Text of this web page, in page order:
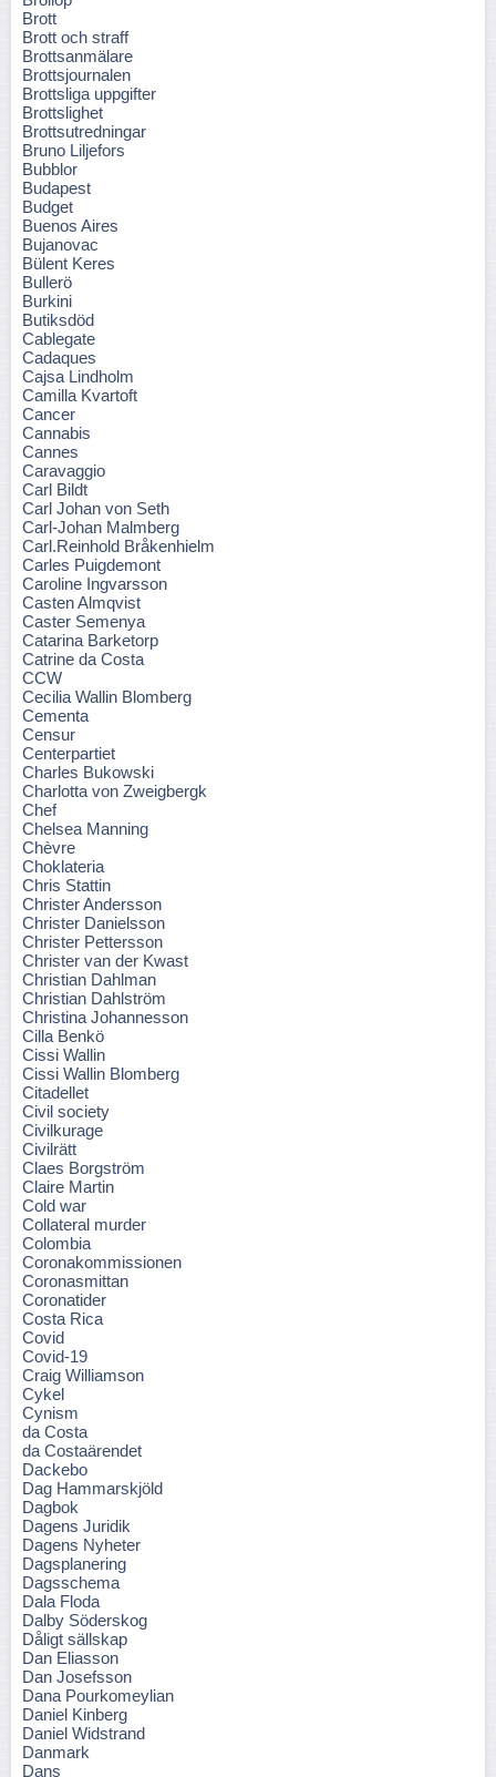
Brott
Brott och straff
Brottsanmälare
Brottsjournalen
Brottsliga uppgifter
Brottslighet
Brottsutredningar
Bruno Liljefors
Bubblor
Budapest
Budget
Buenos Aires
Bujanovac
Bülent Keres
Bullerö
Burkini
Butiksdöd
Cablegate
Cadaques
Cajsa Lindholm
Camilla Kvartoft
Cancer
Cannabis
Cannes
Caravaggio
Carl Bildt
Carl Johan von Seth
Carl-Johan Malmberg
Carl.Reinhold Bråkenhielm
Carles Puigdemont
Caroline Ingvarsson
Casten Almqvist
Caster Semenya
Catarina Barketorp
Catrine da Costa
CCW
Cecilia Wallin Blomberg
Cementa
Censur
Centerpartiet
Charles Bukowski
Charlotta von Zweigbergk
Chef
Chelsea Manning
Chèvre
Choklateria
Chris Stattin
Christer Andersson
Christer Danielsson
Christer Pettersson
Christer van der Kwast
Christian Dahlman
Christian Dahlström
Christina Johannesson
Cilla Benkö
Cissi Wallin
Cissi Wallin Blomberg
Citadellet
Civil society
Civilkurage
Civilrätt
Claes Borgström
Claire Martin
Cold war
Collateral murder
Colombia
Coronakommissionen
Coronasmittan
Coronatider
Costa Rica
Covid
Covid-19
Craig Williamson
Cykel
Cynism
da Costa
da Costaärendet
Dackebo
Dag Hammarskjöld
Dagbok
Dagens Juridik
Dagens Nyheter
Dagsplanering
Dagsschema
Dala Floda
Dalby Söderskog
Dåligt sällskap
Dan Eliasson
Dan Josefsson
Dana Pourkomeylian
Daniel Kinberg
Daniel Widstrand
Danmark
Dans